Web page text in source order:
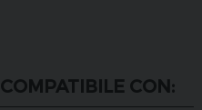
CON: